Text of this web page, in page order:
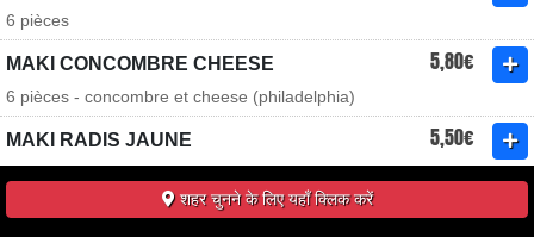
6 pièces
MAKI CONCOMBRE CHEESE 5,80€
6 pièces - concombre et cheese (philadelphia)
MAKI RADIS JAUNE 5,50€
MAKI SAUMON 5,80€
शहर चुनने के लिए यहाँ क्लिक करें